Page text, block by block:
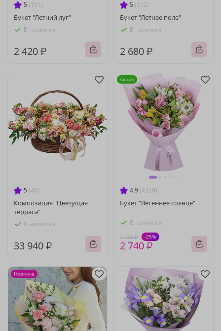
5 (191)
Букет "Летний луг"
В наличии
2 420 ₽
5 (112)
Букет "Летнее поле"
В наличии
2 680 ₽
5 (40)
Композиция "Цветущая
терраса"
В наличии
33 940 ₽
4.9 (4328)
Букет "Весеннее солнце"
В наличии
3 650 ₽ -25%
2 740 ₽
Акция
Новинка